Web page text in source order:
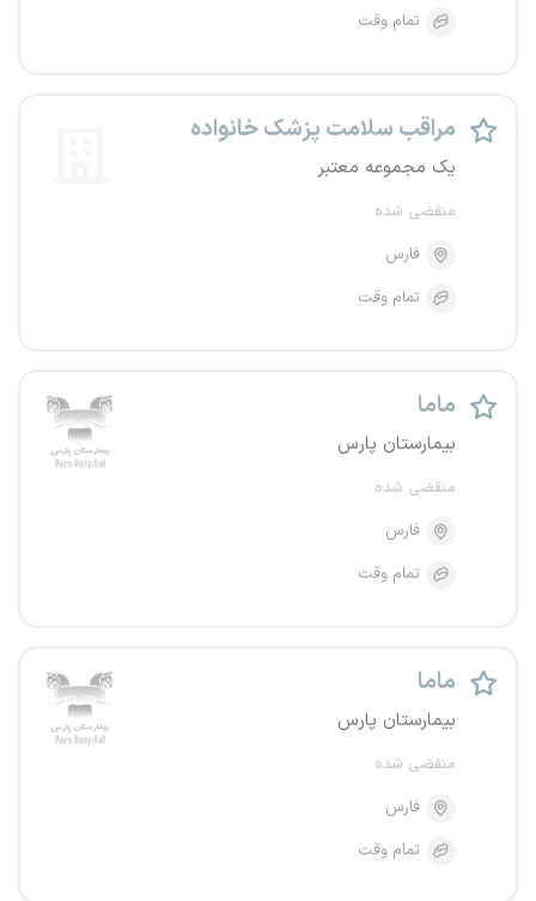
تمام وقت
مراقب سلامت پزشک خانواده
یک مجموعه معتبر
منقضی شده
فارس
تمام وقت
ماما
بیمارستان پارس
منقضی شده
فارس
تمام وقت
ماما
بیمارستان پارس
منقضی شده
فارس
تمام وقت